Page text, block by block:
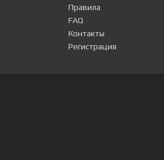
Правила
FAQ
Контакты
Регистрация